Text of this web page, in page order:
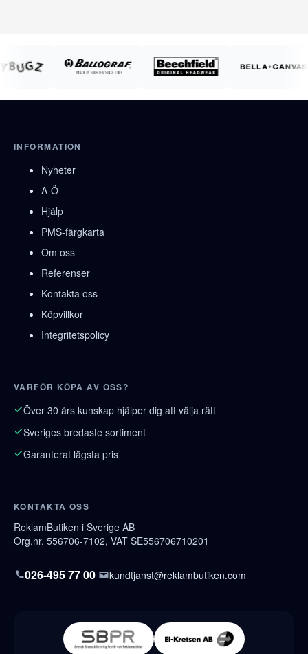
INFORMATION
Nyheter
A-Ö
Hjälp
PMS-färgkarta
Om oss
Referenser
Kontakta oss
Köpvillkor
Integritetspolicy
VARFÖR KÖPA AV OSS?
Över 30 års kunskap hjälper dig att välja rätt
Sveriges bredaste sortiment
Garanterat lägsta pris
KONTAKTA OSS
ReklamButiken i Sverige AB
Org.nr. 556706-7102, VAT SE556706710201
026-495 77 00 kundtjanst@reklambutiken.com